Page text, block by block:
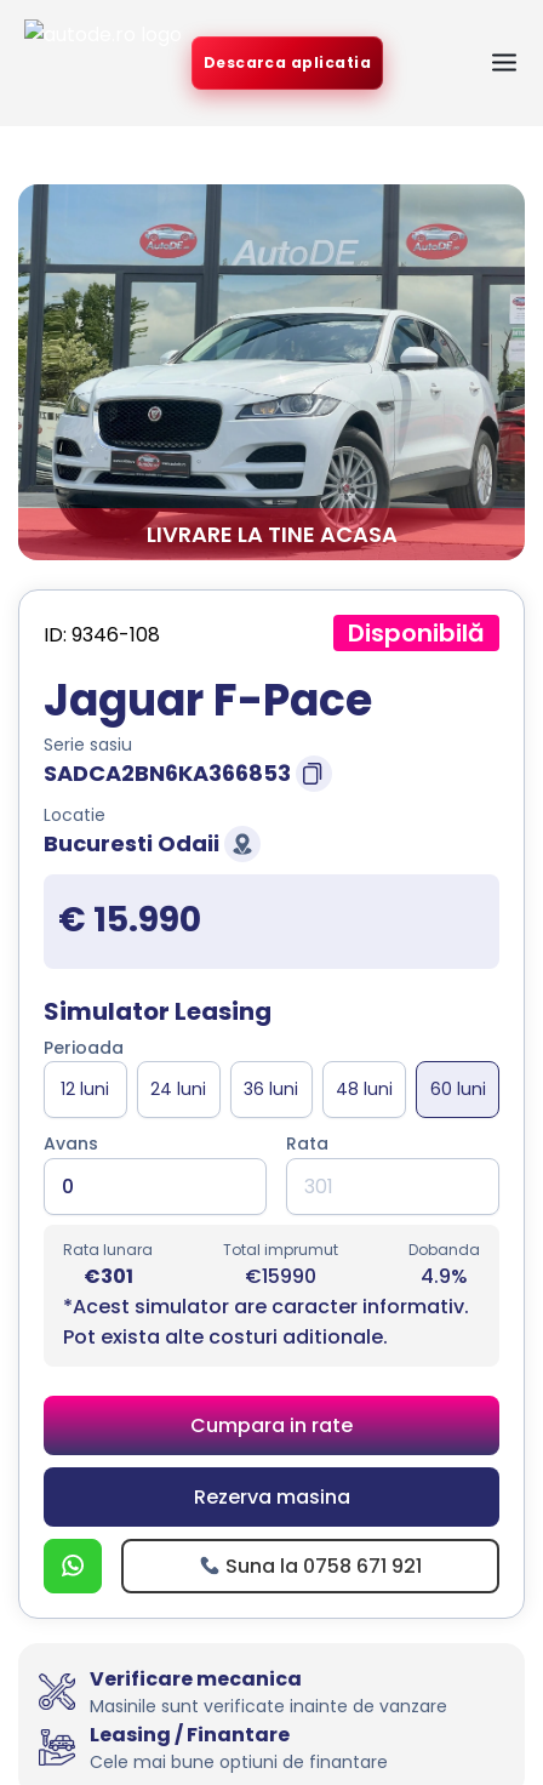
Descarca aplicatia
LIVRARE LA TINE ACASA
ID: 9346-108 Disponibilă
Jaguar F-Pace
Serie sasiu
SADCA2BN6KA366853
Locatie
Bucuresti Odaii
€ 15.990
Simulator Leasing
Perioada
Avans Rata
Rata lunara
€301
Total imprumut
€15990
Dobanda
4.9%
*Acest simulator are caracter informativ.
Pot exista alte costuri aditionale.
Cumpara in rate
Rezerva masina
Suna la 0758 671 921
Verificare mecanica
Masinile sunt verificate inainte de vanzare
Leasing / Finantare
Cele mai bune optiuni de finantare